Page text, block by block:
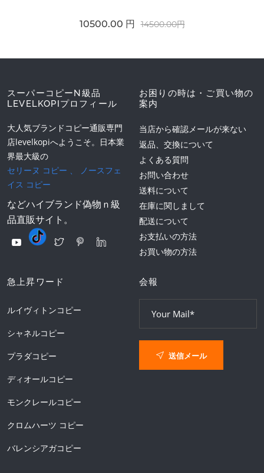
10500.00 円 14500.00円
スーパーコピーN級品
LEVELKOPIプロフィール
大人気ブランドコピー通販専門
店levelkopiへようこそ。日本業
界最大級の
セリーヌ コピー 、
ノースフェ
イス コピー
などハイブランド偽物ｎ級
品直販サイト。
お困りの時は・ご買い物の
案内
当店から確認メールが来ない
返品、交換について
よくある質問
お問い合わせ
送料について
在庫に関しまして
配送について
お支払いの方法
お買い物の方法
急上昇ワード
ルイヴィトンコピー
シャネルコピー
プラダコピー
ディオールコピー
モンクレールコピー
クロムハーツ コピー
バレンシアガコピー
会報
送信メール